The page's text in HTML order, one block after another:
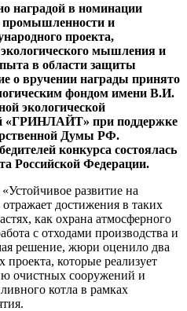
наградой в номинации
промышленности и
проекта,
мышления и
в области защиты
о вручении награды принято
фондом имени В.И.
экологической
«ГРИНЛАЙТ» при поддержке
Думы РФ.
конкурса состоялась
Российской Федерации.
развитие на
достижения в таких
как охрана атмосферного
с отходами производства и
решение, жюри оценило два
которые реализует
очистных сооружений и
котла в рамках